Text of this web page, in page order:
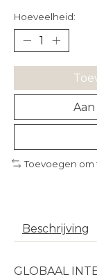
Hoeveelheid:
Toevoegen
Beschrijving
GLOBAAL